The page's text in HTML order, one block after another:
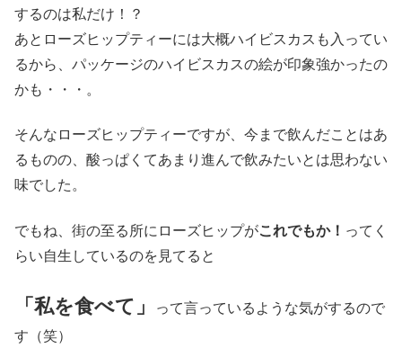
するのは私だけ！？
あとローズヒップティーには大概ハイビスカスも入ってい
るから、パッケージのハイビスカスの絵が印象強かったの
かも・・・。
そんなローズヒップティーですが、今まで飲んだことはあ
るものの、酸っぱくてあまり進んで飲みたいとは思わない
味でした。
でもね、街の至る所にローズヒップがこれでもか！ ってく
らい自生しているのを見てると
「私を食べて」
って言っているような気がするので
す（笑）